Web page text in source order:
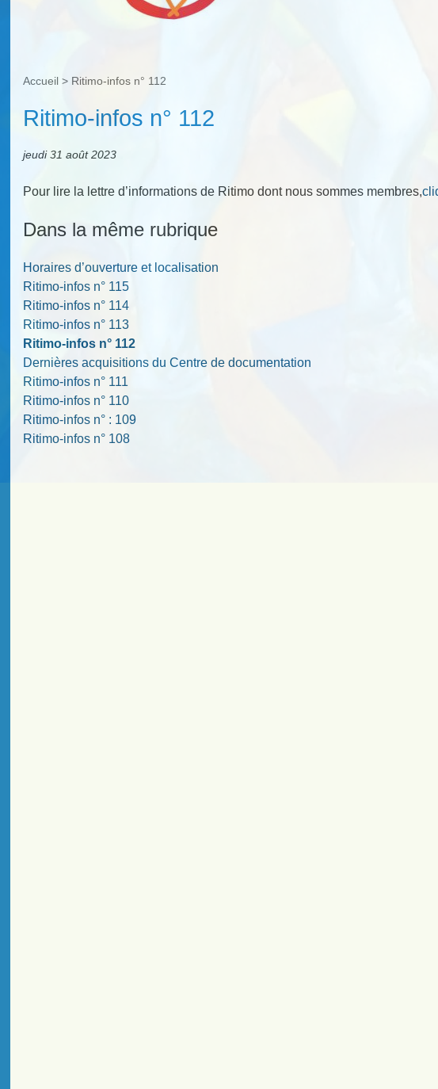
Accueil > Ritimo-infos n° 112
Ritimo-infos n° 112
jeudi 31 août 2023
Pour lire la lettre d’informations de Ritimo dont nous sommes membres,
Dans la même rubrique
Horaires d’ouverture et localisation
Ritimo-infos n° 115
Ritimo-infos n° 114
Ritimo-infos n° 113
Ritimo-infos n° 112
Dernières acquisitions du Centre de documentation
Ritimo-infos n° 111
Ritimo-infos n° 110
Ritimo-infos n° : 109
Ritimo-infos n° 108